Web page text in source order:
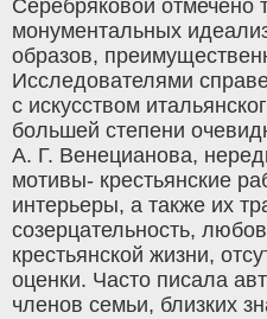
Серебряковой отмечено
монументальных
образов,
Исследователями
с искусством
большей степени
А. Г. Венецианова,
мотивы- крестьянские
интерьеры, а также их
созерцательность,
крестьянской жизни,
оценки. Часто писала
членов семьи, близких